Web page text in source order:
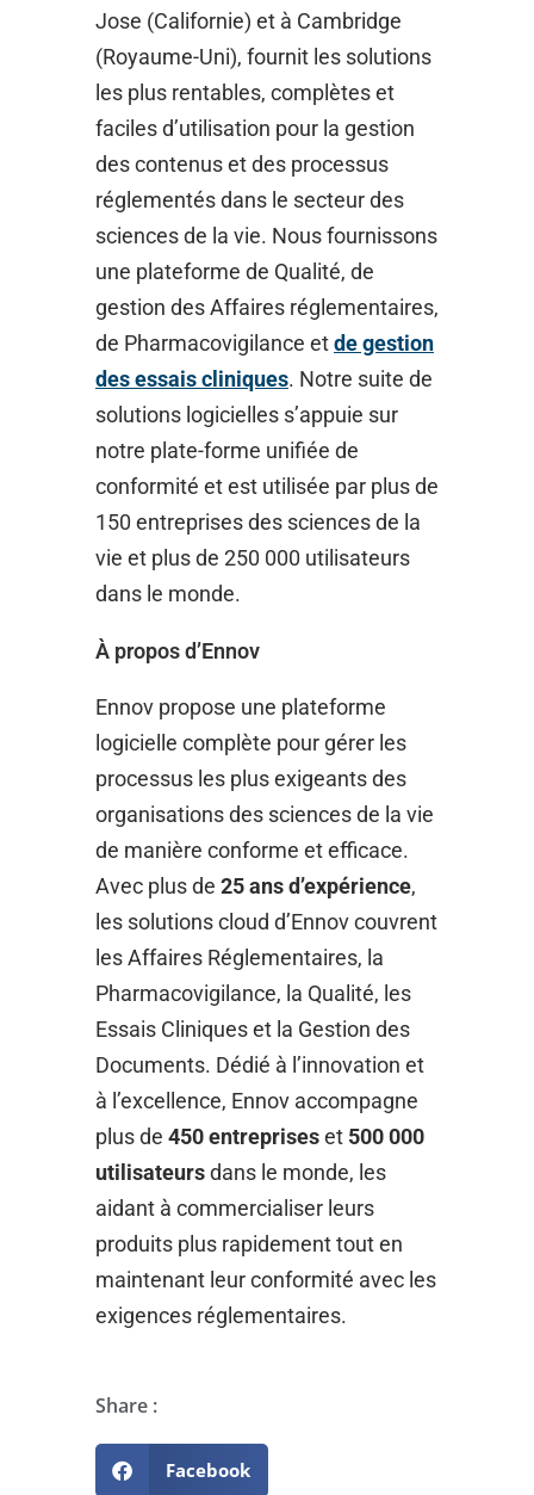
Jose (Californie) et à Cambridge
(Royaume-Uni), fournit les solutions
les plus rentables, complètes et
faciles d’utilisation pour la gestion
des contenus et des processus
réglementés dans le secteur des
sciences de la vie. Nous fournissons
une plateforme de Qualité, de
gestion des Affaires réglementaires,
de Pharmacovigilance etde gestion
des essais cliniques. Notre suite de
solutions logicielles s’appuie sur
notre plate-forme unifiée de
conformité et est utilisée par plus de
150 entreprises des sciences de la
vie et plus de 250 000 utilisateurs
dans le monde.
À propos d’Ennov
Ennov propose une plateforme
logicielle complète pour gérer les
processus les plus exigeants des
organisations des sciences de la vie
de manière conforme et efficace.
Avec plus de 25 ans d’expérience,
les solutions cloud d’Ennov couvrent
les Affaires Réglementaires, la
Pharmacovigilance, la Qualité, les
Essais Cliniques et la Gestion des
Documents. Dédié à l’innovation et
à l’excellence, Ennov accompagne
plus de 450 entrepriseset 500 000
utilisateursdans le monde, les
aidant à commercialiser leurs
produits plus rapidement tout en
maintenant leur conformité avec les
exigences réglementaires.
Share :
Facebook